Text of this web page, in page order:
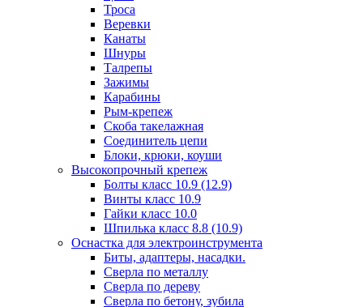
Троса
Веревки
Канаты
Шнуры
Талрепы
Зажимы
Карабины
Рым-крепеж
Скоба такелажная
Соединитель цепи
Блоки, крюки, коуши
Высокопрочный крепеж
Болты класс 10.9 (12.9)
Винты класс 10.9
Гайки класс 10.0
Шпилька класс 8.8 (10.9)
Оснастка для электроинструмента
Биты, адаптеры, насадки.
Сверла по металлу
Сверла по дереву
Сверла по бетону, зубила